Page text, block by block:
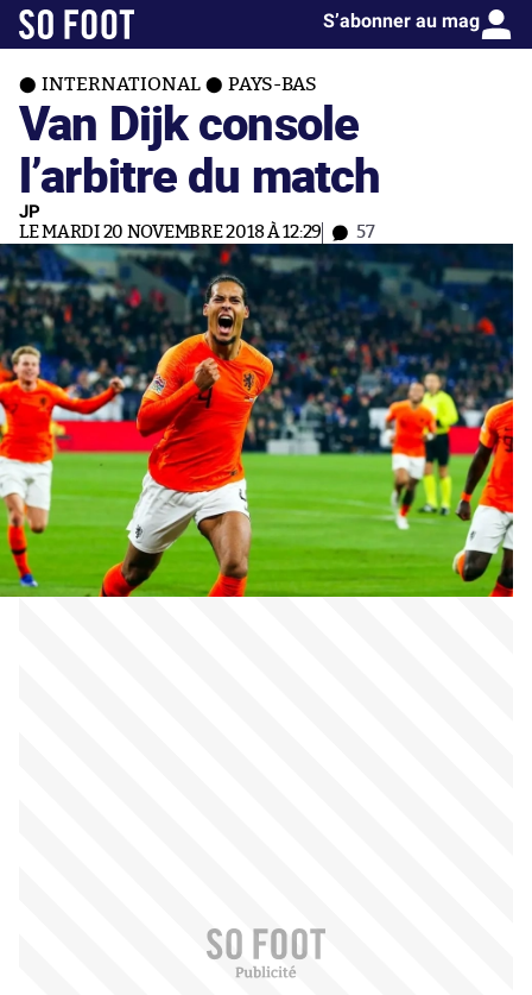
S’abonner au mag
INTERNATIONAL PAYS-BAS
Van Dijk console
l’arbitre du match
JP
LE MARDI 20 NOVEMBRE 2018 À 12:29 57